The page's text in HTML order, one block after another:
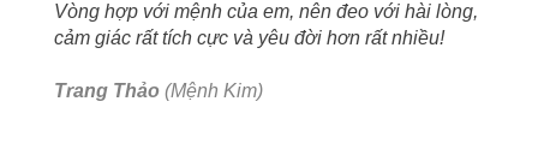
Vòng hợp với mệnh của em, nên đeo với hài lòng,
cảm giác rất tích cực và yêu đời hơn rất nhiều!
Trang Thảo (Mệnh Kim)